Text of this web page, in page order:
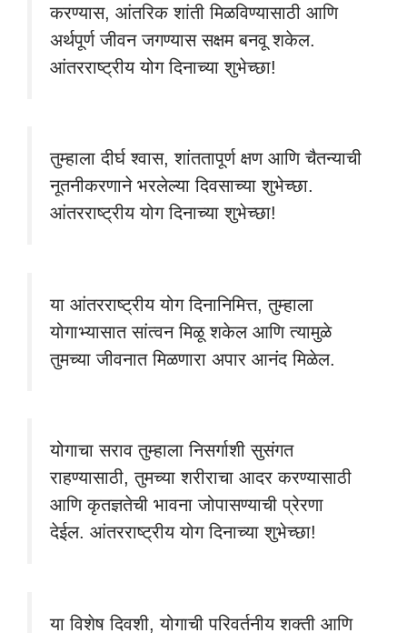
करण्यास, आंतरिक शांती मिळविण्यासाठी आणि
अर्थपूर्ण जीवन जगण्यास सक्षम बनवू शकेल.
आंतरराष्ट्रीय योग दिनाच्या शुभेच्छा!
तुम्हाला दीर्घ श्वास, शांततापूर्ण क्षण आणि चैतन्याची
नूतनीकरणाने भरलेल्या दिवसाच्या शुभेच्छा.
आंतरराष्ट्रीय योग दिनाच्या शुभेच्छा!
या आंतरराष्ट्रीय योग दिनानिमित्त, तुम्हाला
योगाभ्यासात सांत्वन मिळू शकेल आणि त्यामुळे
तुमच्या जीवनात मिळणारा अपार आनंद मिळेल.
योगाचा सराव तुम्हाला निसर्गाशी सुसंगत
राहण्यासाठी, तुमच्या शरीराचा आदर करण्यासाठी
आणि कृतज्ञतेची भावना जोपासण्याची प्रेरणा
देईल. आंतरराष्ट्रीय योग दिनाच्या शुभेच्छा!
या विशेष दिवशी, योगाची परिवर्तनीय शक्ती आणि